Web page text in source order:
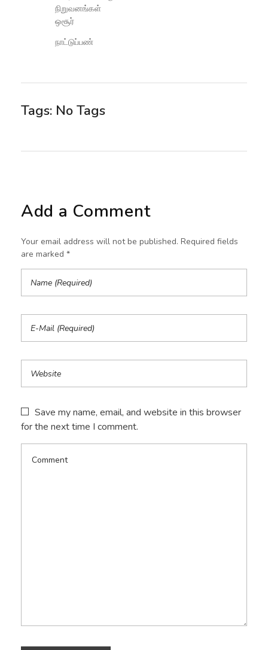
நிறுவனங்கள்
ஒசூர்
நாட்டுப்பண்
Tags: No Tags
Add a Comment
Your email address will not be published. Required fields
are marked *
Save my name, email, and website in this browser
for the next time I comment.